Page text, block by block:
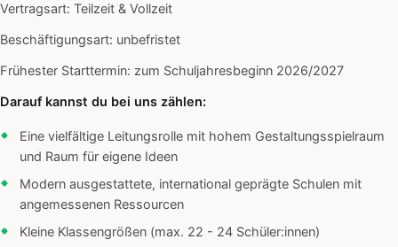
Vertragsart: Teilzeit & Vollzeit
Beschäftigungsart: unbefristet
Frühester Starttermin: zum Schuljahresbeginn 2026/2027
Darauf kannst du bei uns zählen:
Eine vielfältige Leitungsrolle mit hohem Gestaltungsspielraum
und Raum für eigene Ideen
Modern ausgestattete, international geprägte Schulen mit
angemessenen Ressourcen
Kleine Klassengrößen (max. 22 - 24 Schüler:innen)